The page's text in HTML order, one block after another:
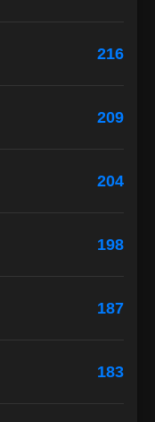
216
209
204
198
187
183